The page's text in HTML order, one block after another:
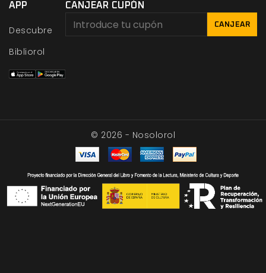
APP
Descubre
Bibliorol
CANJEAR CUPÓN
CANJEAR
© 2026 - Nosolorol